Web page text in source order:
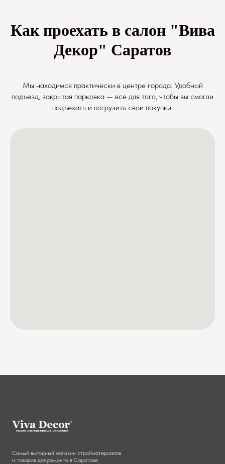
Как проехать в салон "Вива
Декор" Саратов
Мы находимся практически в центре города. Удобный
подъезд, закрытая парковка — все для того, чтобы вы смогли
подъехать и погрузить свои покупки.
Самый выгодный магазин стройматериалов
и товаров для ремонта в Саратове.